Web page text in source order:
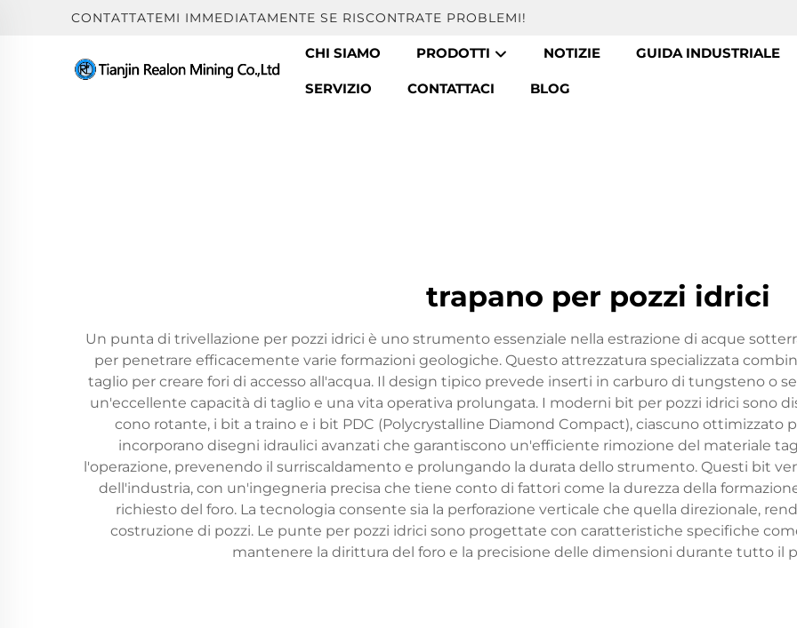
CONTATTATEMI IMMEDIATAMENTE SE RISCONTRATE PROBLEMI!
CHI SIAMO PRODOTTI NOTIZIE GUIDA INDUSTRIALE
SERVIZIO CONTATTACI BLOG
trapano per pozzi idrici
Un punta di trivellazione per pozzi idrici è uno strumento essenziale nella estrazione di acque
per penetrare efficacemente varie formazioni geologiche. Questo attrezzatura specializzata
taglio per creare fori di accesso all'acqua. Il design tipico prevede inserti in carburo di tungsteno o
un'eccellente capacità di taglio e una vita operativa prolungata. I moderni bit per pozzi idrici sono
cono rotante, i bit a traino e i bit PDC (Polycrystalline Diamond Compact), ciascuno ottimizzato
incorporano disegni idraulici avanzati che garantiscono un'efficiente rimozione del materiale
l'operazione, prevenendo il surriscaldamento e prolungando la durata dello strumento. Questi bit
dell'industria, con un'ingegneria precisa che tiene conto di fattori come la durezza della
richiesto del foro. La tecnologia consente sia la perforazione verticale che quella direzionale,
costruzione di pozzi. Le punte per pozzi idrici sono progettate con caratteristiche specifiche
mantenere la dirittura del foro e la precisione delle dimensioni durante tutto il